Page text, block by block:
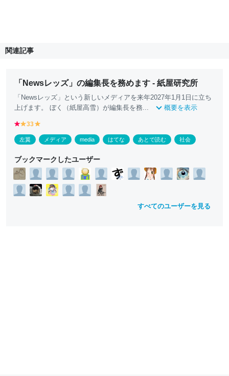
関連記事
「Newsレッズ」の編集長を務めます - 紙屋研究所
「Newsレッズ」という新しいメディアを来年2027年1月1日に立ち
上げます。 ぼく（紙屋高雪）が編集長を務...
概要を表示
r
e
d
y
e
ll
o
w
33
e
ll
w
左翼 メディア media はてな あとで読む 社会
ブックマークしたユーザー
すべてのユーザーを見る